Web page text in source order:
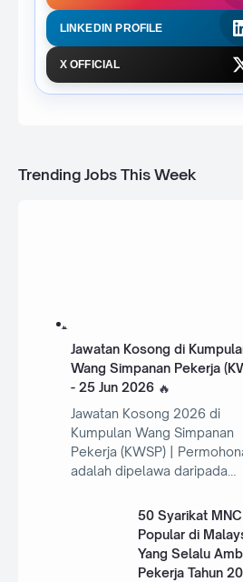
LINKEDIN PROFILE
X OFFICIAL
Trending Jobs This Week
Jawatan Kosong di
Wang Simpanan Pekerja
- 25 Jun 2026
Jawatan Kosong 2026 di
Kumpulan Wang Simpanan
Pekerja (KWSP) |
adalah dipelawa daripada…
50 Syarikat MNC
Popular di
Yang Selalu
Pekerja Tahun